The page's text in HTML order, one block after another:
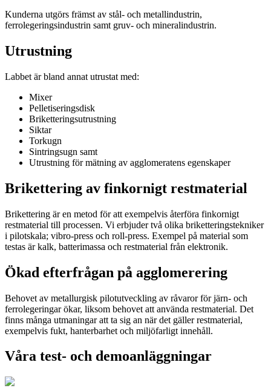
Kunderna utgörs främst av stål- och metallindustrin,
ferrolegeringsindustrin samt gruv- och mineralindustrin.
Utrustning
Labbet är bland annat utrustat med:
Mixer
Pelletiseringsdisk
Briketteringsutrustning
Siktar
Torkugn
Sintringsugn samt
Utrustning för mätning av agglomeratens egenskaper
Brikettering av finkornigt restmaterial
Brikettering är en metod för att exempelvis återföra finkornigt
restmaterial till processen. Vi erbjuder två olika briketteringstekniker
i pilotskala; vibro-press och roll-press. Exempel på material som
testas är kalk, batterimassa och restmaterial från elektronik.
Ökad efterfrågan på agglomerering
Behovet av metallurgisk pilotutveckling av råvaror för järn- och
ferrolegeringar ökar, liksom behovet att använda restmaterial. Det
finns många utmaningar att ta sig an när det gäller restmaterial,
exempelvis fukt, hanterbarhet och miljöfarligt innehåll.
Våra test- och demoanläggningar